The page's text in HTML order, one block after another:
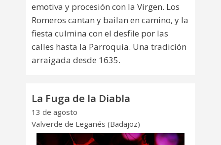
emotiva y procesión con la Virgen. Los
Romeros cantan y bailan en camino, y la
fiesta culmina con el desfile por las
calles hasta la Parroquia. Una tradición
arraigada desde 1635.
La Fuga de la Diabla
13 de agosto
Valverde de Leganés (Badajoz)